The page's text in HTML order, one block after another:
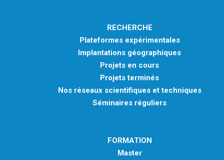
RECHERCHE
Plateformes expérimentales
Implantations géographiques
Projets en cours
Projets terminés
Nos réseaux scientifiques et techniques
Séminaires réguliers
FORMATION
Master